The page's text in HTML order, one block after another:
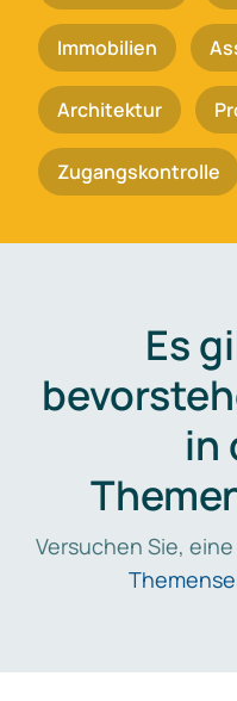
Immobilien
Architektur
Zugangskontrolle
Es
in
Versuchen Sie,